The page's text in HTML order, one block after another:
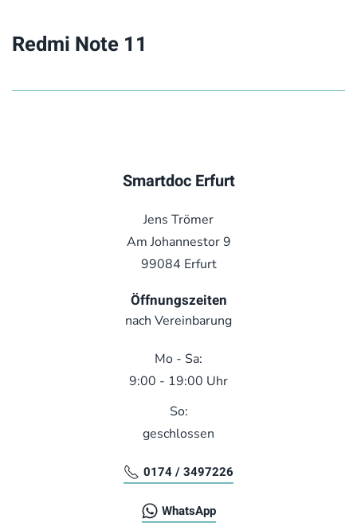
Redmi Note 11
Smartdoc Erfurt
Jens Trömer
Am Johannestor 9
99084 Erfurt
Öffnungszeiten
nach Vereinbarung
Mo - Sa:
9:00 - 19:00 Uhr
So:
geschlossen
0174 / 3497226
WhatsApp